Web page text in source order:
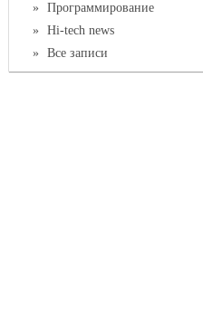
» Программирование
» Hi-tech news
» Все записи